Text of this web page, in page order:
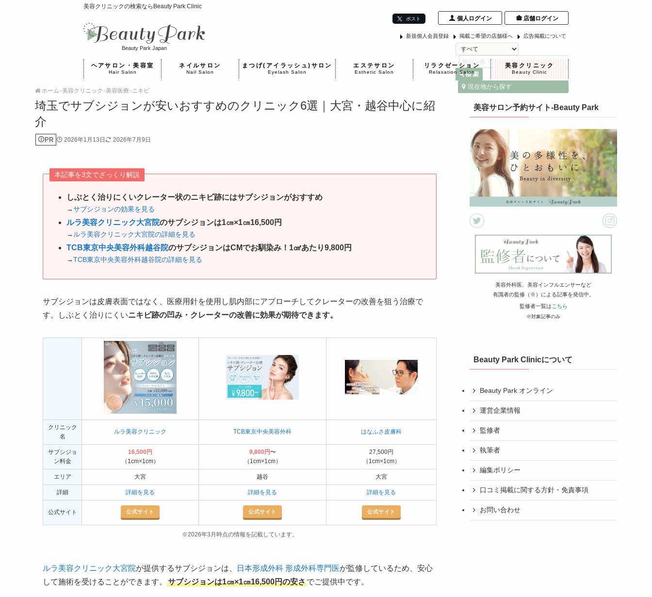
美容クリニックの検索ならBeauty Park Clinic
個人ログイン
店舗ログイン
Beauty Park Japan
ポスト
広告掲載について
掲載ご希望の店舗様へ
新規個人会員登録
現在地から探す
ヘアサロン・美容室
Hair Salon
ネイルサロン
Nail Salon
まつげ(アイラッシュ)サロン
Eyelash Salon
エステサロン
Esthetic Salon
リラクゼーション
Relaxation Salon
美容クリニック
Beauty Clinic
ホーム>美容クリニック >美容医療>ニキビ
埼玉でサブシジョンが安いおすすめのクリニック6選｜大宮・越谷中心に紹
介
PR 2026年1月13日 2026年7月9日
本記事を3文でざっくり解説
しぶとく治りにくいクレーター状のニキビ跡にはサブシジョンがおすすめ
→サブシジョンの効果を見る
ルラ美容クリニック大宮院のサブシジョンは1㎝×1㎝16,500円
→ ルラ美容クリニック大宮院の詳細を見る
TCB東京中央美容外科越谷院のサブシジョンはCMでお馴染み！1㎠あたり9,800円
→TCB東京中央美容外科越谷院の詳細を見る
サブシジョンは皮膚表面ではなく、医療用針を使用し肌内部にアプローチしてクレーターの改善を狙う治療で
す。しぶとく治りにくいニキビ跡の凹み・クレーターの改善に効果が期待できます。
クリニック
名
ルラ美容クリニック TCB東京中央美容外科 はなふさ皮膚科
サブシジョ
ン料金
16,500円
（1cm×1cm）
9,800円〜
（1cm×1cm）
27,500円
（1cm×1cm）
エリア 大宮 越谷 大宮
詳細 詳細を見る 詳細を見る 詳細を見る
公式サイト 公式サイト 公式サイト 公式サイト
※2026年3月時点の情報を記載しています。
ルラ美容クリニック大宮院が提供するサブシジョンは、 日本形成外科 形成外科専門医が監修しているため、安心
して施術を受けることができます。
サブシジョンは1㎝×1㎝16,500円の安さでご提供中です。
美容サロン予約サイト-Beauty Park
美容外科医、美容インフルエンサーなど
有識者の監修（※）による記事を発信中。
監修者一覧は こちら
※対象記事のみ
Beauty Park Clinicについて
Beauty Park オンライン
運営企業情報
監修者
執筆者
編集ポリシー
口コミ掲載に関する方針・免責事項
お問い合わせ